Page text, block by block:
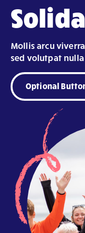
Mollis arcu
sed volutpat nulla
Optional